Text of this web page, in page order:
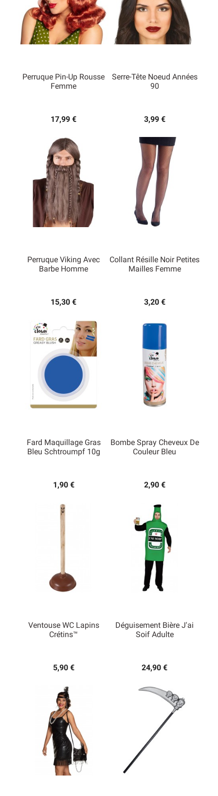
Perruque Pin-Up Rousse
Femme
17,99 €
Serre-Tête Noeud Années
90
3,99 €
Perruque Viking Avec
Barbe Homme
15,30 €
Collant Résille Noir Petites
Mailles Femme
3,20 €
Fard Maquillage Gras
Bleu Schtroumpf 10g
1,90 €
Bombe Spray Cheveux De
Couleur Bleu
2,90 €
Ventouse WC Lapins
Crétins™
5,90 €
Déguisement Bière J'ai
Soif Adulte
24,90 €